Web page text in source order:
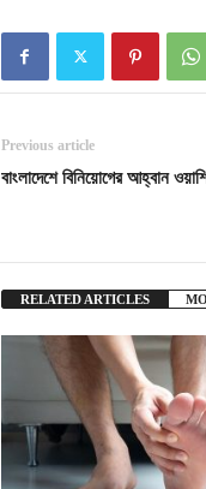
Previous article
বাংলাদেশে বিনিয়োগের আহ্বান
RELATED ARTICLES